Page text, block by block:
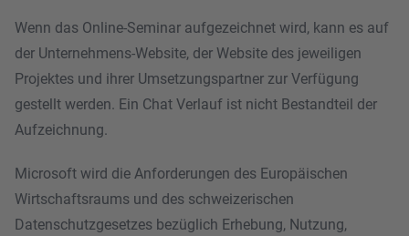
Wenn das Online-Seminar aufgezeichnet wird, kann es auf
der Unternehmens-Website, der Website des jeweiligen
Projektes und ihrer Umsetzungspartner zur Verfügung
gestellt werden. Ein Chat Verlauf ist nicht Bestandteil der
Aufzeichnung.
Microsoft wird die Anforderungen des Europäischen
Wirtschaftsraums und des schweizerischen
Datenschutzgesetzes bezüglich Erhebung, Nutzung,